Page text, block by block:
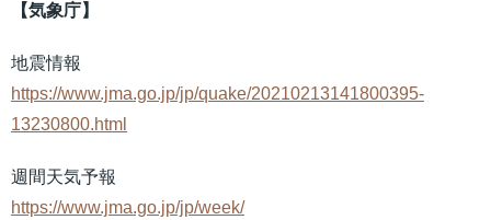
【気象庁】
地震情報
https://www.jma.go.jp/jp/quake/20210213141800395-
13230800.html
週間天気予報
https://www.jma.go.jp/jp/week/